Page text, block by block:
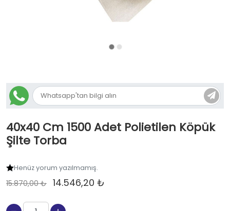
40x40 Cm 1500 Adet Polietilen Köpük
Şilte Torba
Henüz yorum yazılmamış.
15.870,00 ₺ 14.546,20 ₺